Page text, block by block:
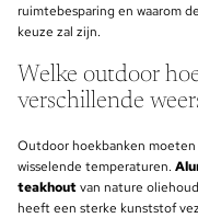
ruimtebesparing en waarom de
keuze zal zijn.
Welke outdoor
verschillende
Outdoor hoekbanken
wisselende temperaturen.
teakhoutvan nature
heeft een sterke kunststof